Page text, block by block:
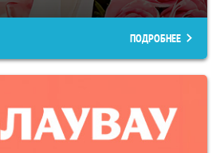
ПОДРОБНЕЕ